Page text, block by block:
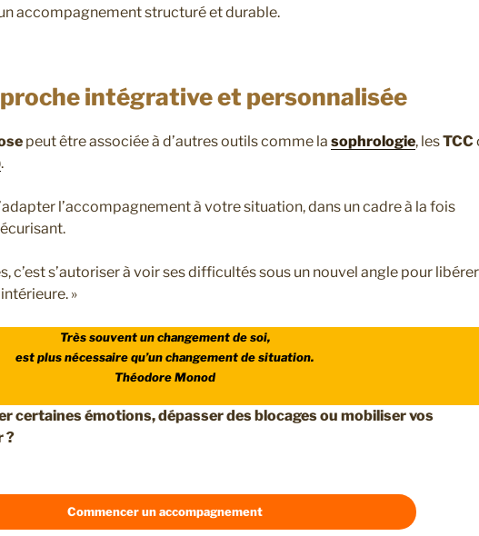
accompagnement structuré et durable.
intégrative et personnalisée
peut être associée à d’autres outils comme la sophrologie, lesTCC
.
l’accompagnement à votre situation, dans un cadre à la fois
c’est s’autoriser à voir ses difficultés sous un nouvel angle pour libérer
»
Très souvent un changement de soi,
est plus nécessaire qu’un changement de situation.
Théodore Monod
certaines émotions, dépasser des blocages ou mobiliser vos
?
Commencer un accompagnement